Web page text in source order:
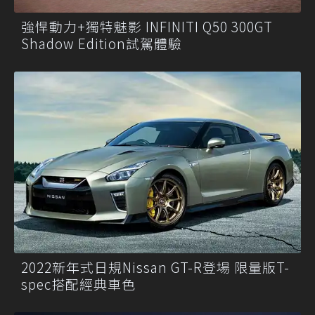
強悍動力+獨特魅影 INFINITI Q50 300GT
Shadow Edition試駕體驗
2022新年式日規Nissan GT-R登場 限量版T-
spec搭配經典車色